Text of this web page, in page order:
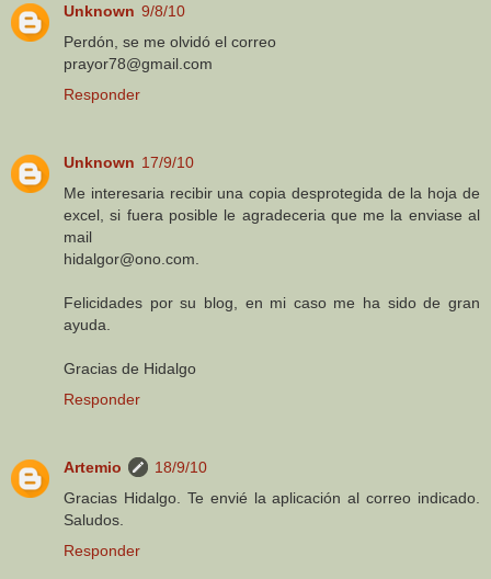
Unknown 9/8/10
Perdón, se me olvidó el correo
prayor78@gmail.com
Responder
Unknown 17/9/10
Me interesaria recibir una copia desprotegida de la hoja de
excel, si fuera posible le agradeceria que me la enviase al
mail
hidalgor@ono.com.
Felicidades por su blog, en mi caso me ha sido de gran
ayuda.
Gracias de Hidalgo
Responder
Artemio
18/9/10
Gracias Hidalgo. Te envié la aplicación al correo indicado.
Saludos.
Responder